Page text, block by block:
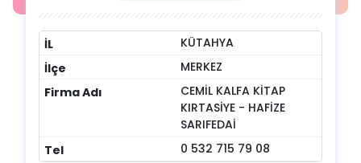
KÜTAHYA
MERKEZ
CEMİL KALFA KİTAP
KIRTASİYE - HAFİZE
SARIFEDAİ
0 532 715 79 08